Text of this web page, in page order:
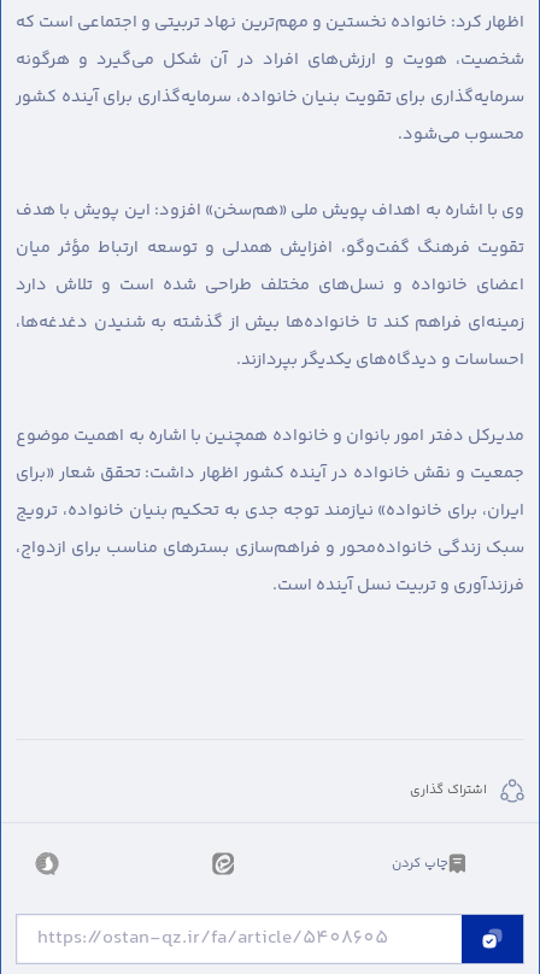
اظهار کرد: خانواده نخستین و مهم‌ترین نهاد تربیتی و اجتماعی است که
شخصیت، هویت و ارزش‌های افراد در آن شکل می‌گیرد و هرگونه
سرمایه‌گذاری برای تقویت بنیان خانواده، سرمایه‌گذاری برای آینده کشور
محسوب می‌شود.
وی با اشاره به اهداف پویش ملی «هم‌سخن» افزود: این پویش با هدف
تقویت فرهنگ گفت‌وگو، افزایش همدلی و توسعه ارتباط مؤثر میان
اعضای خانواده و نسل‌های مختلف طراحی شده است و تلاش دارد
زمینه‌ای فراهم کند تا خانواده‌ها بیش از گذشته به شنیدن دغدغه‌ها،
احساسات و دیدگاه‌های یکدیگر بپردازند.
مدیرکل دفتر امور بانوان و خانواده همچنین با اشاره به اهمیت موضوع
جمعیت و نقش خانواده در آینده کشور اظهار داشت: تحقق شعار «برای
ایران، برای خانواده» نیازمند توجه جدی به تحکیم بنیان خانواده، ترویج
سبک زندگی خانواده‌محور و فراهم‌سازی بسترهای مناسب برای ازدواج،
فرزندآوری و تربیت نسل آینده است.
اشتراک گذاری
چاپ کردن